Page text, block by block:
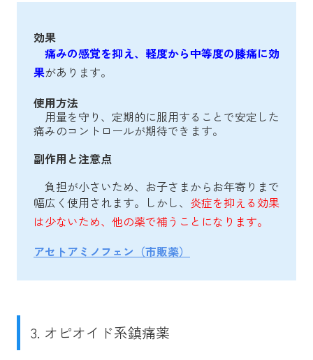
効果
痛みの感覚を抑え、軽度から中等度の膝痛に効
果があります。
使用方法
用量を守り、定期的に服用することで安定した
痛みのコントロールが期待できます。
副作用と注意点
負担が小さいため、お子さまからお年寄りまで
幅広く使用されます。しかし、 炎症を抑える効果
は少ないため、他の薬で補うことになります。
アセトアミノフェン（市販薬）
3. オピオイド系鎮痛薬